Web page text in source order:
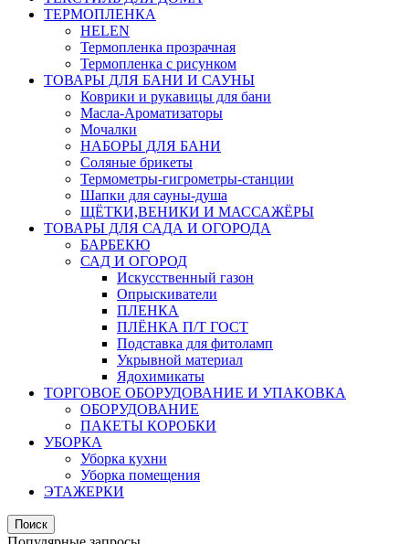
ТЕРМОПЛЕНКА
HELEN
Термопленка прозрачная
Термопленка с рисунком
ТОВАРЫ ДЛЯ БАНИ И САУНЫ
Коврики и рукавицы для бани
Масла-Aроматизаторы
Мочалки
НАБОРЫ ДЛЯ БАНИ
Соляные брикеты
Термометры-гигрометры-станции
Шапки для сауны-душа
ЩЁТКИ,ВЕНИКИ И МАССАЖЁРЫ
ТОВАРЫ ДЛЯ САДА И ОГОРОДА
БАРБЕКЮ
САД И ОГОРОД
Искусственный газон
Опрыскиватели
ПЛЕНКА
ПЛЁНКА П/Т ГОСТ
Подставка для фитоламп
Укрывной материал
Ядохимикаты
ТОРГОВОЕ ОБОРУДОВАНИЕ И УПАКОВКА
ОБОРУДОВАНИЕ
ПАКЕТЫ КОРОБКИ
УБОРКА
Уборка кухни
Уборка помещения
ЭТАЖЕРКИ
Поиск